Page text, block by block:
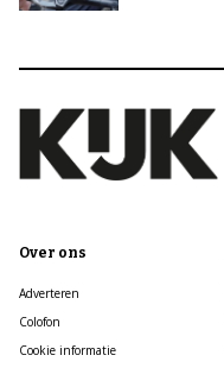
Over ons
Adverteren
Colofon
Cookie informatie